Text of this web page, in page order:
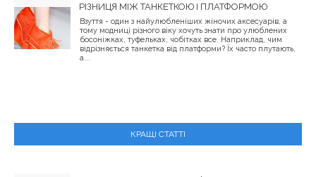
РІЗНИЦЯ МІЖ ТАНКЕТКОЮ І ПЛАТФОРМОЮ
Взуття - один з найулюбленіших жіночих аксесуарів, а
тому модниці різного віку хочуть знати про улюблених
босоніжках, туфельках, чобітках все. Наприклад, чим
відрізняється танкетка від платформи? Їх часто плутають,
а...
КРАЩІ СТАТТІ